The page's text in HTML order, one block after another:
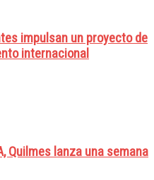
impulsan un proyecto de
internacional
Quilmes lanza una semana